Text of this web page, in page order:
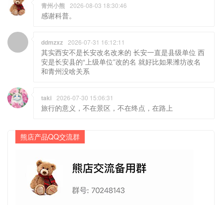
青州小熊 2026-08-03 18:30:46
感谢科普。
ddmzxz 2026-07-31 16:12:11
其实西安不是长安改名改来的 长安一直是县级单位 西
安是长安县的“上级单位”改的名 就好比如果潍坊改名
和青州没啥关系
taki 2026-07-30 15:06:31
旅行的意义，不在景区，不在终点，在路上
熊店产品QQ交流群